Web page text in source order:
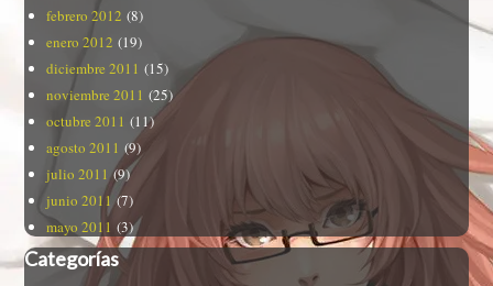
febrero 2012 (8)
enero 2012 (19)
diciembre 2011 (15)
noviembre 2011 (25)
octubre 2011 (11)
agosto 2011 (9)
julio 2011 (9)
junio 2011 (7)
mayo 2011 (3)
Categorías